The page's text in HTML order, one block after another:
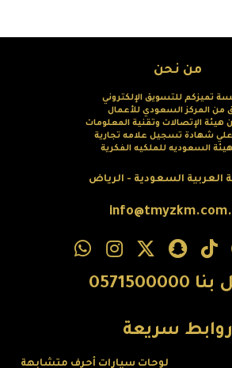
من نحن
تميزكم للتسويق الإلكتروني
من المركز السعودي للأعمال
الإتصالات وتقنية المعلومات
شهادة تسجيل علامه تجارية
السعوديه للملكيه الفكرية
العربية السعودية - الرياض
روابط سريعة
لوحات سيارات أحرف متشابهة